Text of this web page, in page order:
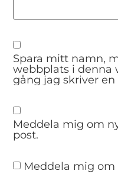
Spara mitt namn,
webbplats i denna
gång jag skriver
Meddela mig om
post.
Meddela mig om